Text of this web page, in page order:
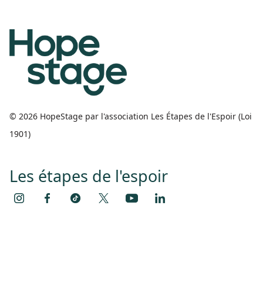
© 2026 HopeStage par l'association Les Étapes de l'Espoir (Loi
1901)
Les étapes de l'espoir